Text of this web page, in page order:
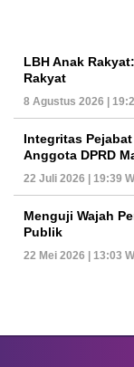
LBH Anak
Rakyat
8 Agustus 2026 |
Integritas
Anggota DPRD
22 Juli 2026 | 19:39
Menguji Wajah
Publik
22 Mei 2026 | 13:03